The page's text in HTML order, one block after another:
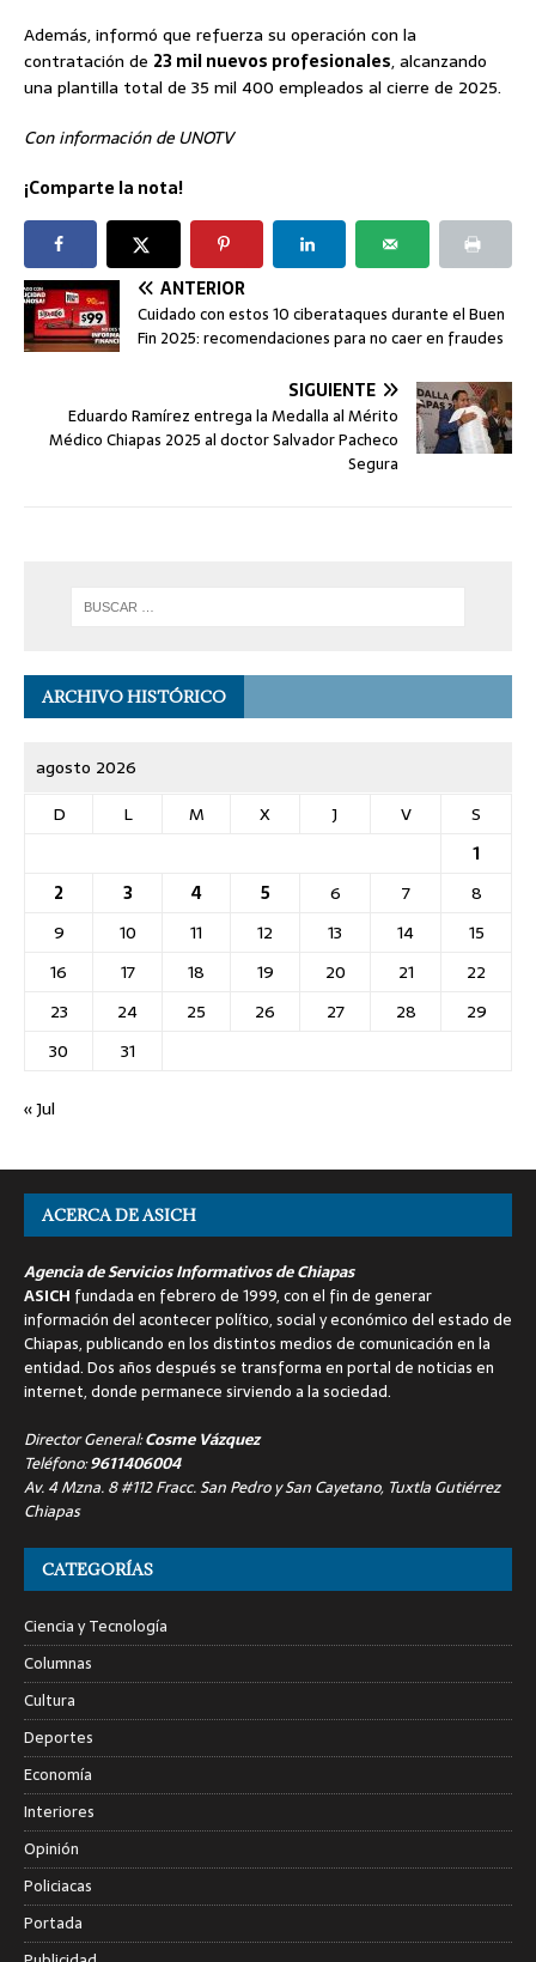
Además, informó que refuerza su operación con la
contratación de 23 mil nuevos profesionales, alcanzando
una plantilla total de 35 mil 400 empleados al cierre de 2025.
Con información de UNOTV
¡Comparte la nota!
ANTERIOR
Cuidado con estos 10 ciberataques durante el Buen
Fin 2025: recomendaciones para no caer en fraudes
SIGUIENTE
Eduardo Ramírez entrega la Medalla al Mérito
Médico Chiapas 2025 al doctor Salvador Pacheco
Segura
ARCHIVO HISTÓRICO
agosto 2026
D
L M X J V
S
1
2
3 4 5 6 7
8
9
10 11 12 13 14
15
16
17 18 19 20 21
22
23
24 25 26 27 28
29
30
31
« Jul
ACERCA DE ASICH
Agencia de Servicios Informativos de Chiapas
ASICH fundada en febrero de 1999, con el fin de generar
información del acontecer político, social y económico del estado de
Chiapas, publicando en los distintos medios de comunicación en la
entidad. Dos años después se transforma en portal de noticias en
internet, donde permanece sirviendo a la sociedad.
Director General:Cosme Vázquez
Teléfono:9611406004
Av. 4 Mzna. 8 #112 Fracc. San Pedro y San Cayetano, Tuxtla Gutiérrez
Chiapas
CATEGORÍAS
Ciencia y Tecnología
Columnas
Cultura
Deportes
Economía
Interiores
Opinión
Policiacas
Portada